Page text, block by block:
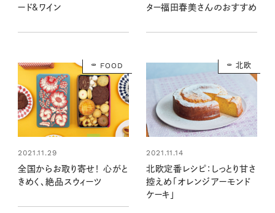
ード&ワイン
ター福田春美さんのおすすめ
FOOD
2021.11.29
全国からお取り寄せ！ 心がと
きめく、絶品スウィーツ
北欧
2021.11.14
北欧定番レシピ：しっとり甘さ
控えめ「オレンジアーモンド
ケーキ」